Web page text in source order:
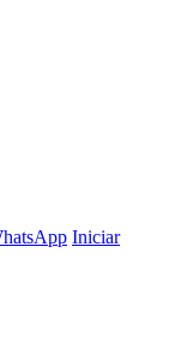
Iniciar